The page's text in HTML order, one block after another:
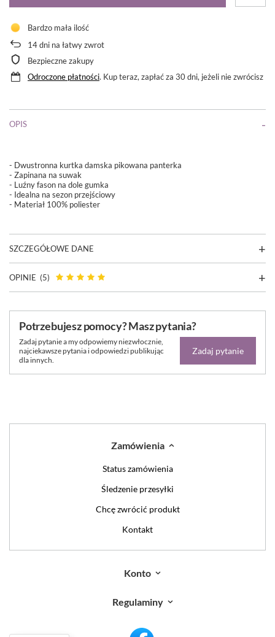
Bardzo mała ilość
14dni na łatwy zwrot
Bezpieczne zakupy
Odroczone płatności. Kup teraz, zapłać za 30 dni, jeżeli nie zwrócisz
OPIS
- Dwustronna kurtka damska pikowana panterka
- Zapinana na suwak
- Luźny fason na dole gumka
- Idealna na sezon przejściowy
- Materiał 100% poliester
SZCZEGÓŁOWE DANE
OPINIE (5)
Potrzebujesz pomocy? Masz pytania?
Zadaj pytanie a my odpowiemy niezwłocznie,
najciekawsze pytania i odpowiedzi publikując
dla innych.
Zadaj pytanie
Zamówienia
Status zamówienia
Śledzenie przesyłki
Chcę zwrócić produkt
Kontakt
Konto
Regulaminy